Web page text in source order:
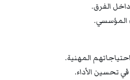
الفرق.
المؤسسي.
المهنية.
تحسين الأداء.